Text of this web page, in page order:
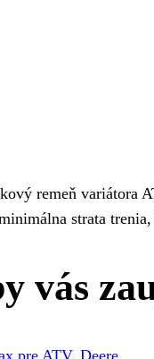
remeň variátora
strata
vás